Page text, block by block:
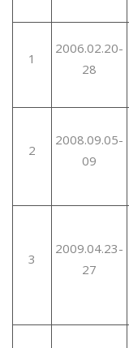
1
2006.02.20-
28
2
2008.09.05-
09
3
2009.04.23-
27